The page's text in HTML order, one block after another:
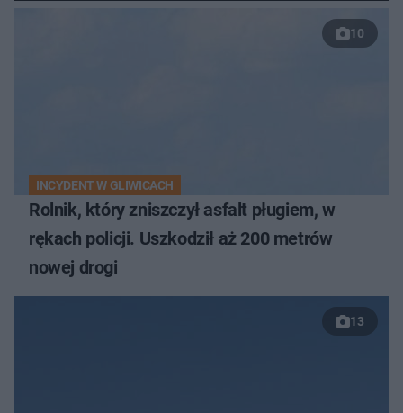
10
INCYDENT W GLIWICACH
Rolnik, który zniszczył asfalt pługiem, w
rękach policji. Uszkodził aż 200 metrów
nowej drogi
13